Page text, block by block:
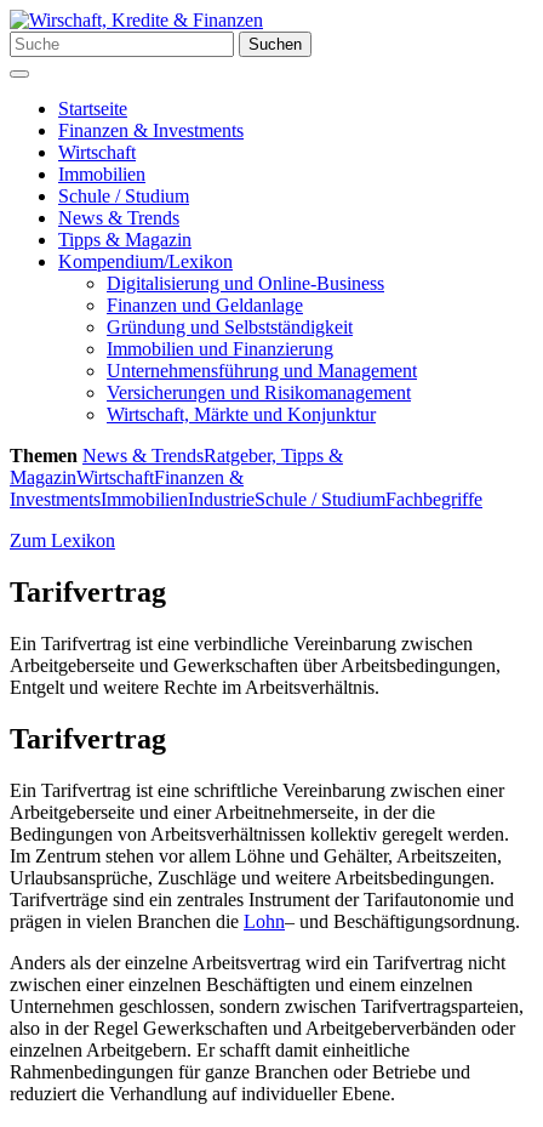
Zum
Inhalt
springen
Suchen
nach:
Suchen
Menü
Startseite
Finanzen & Investments
Wirtschaft
Immobilien
Schule / Studium
News & Trends
Tipps & Magazin
Kompendium/Lexikon
Digitalisierung und Online-Business
Finanzen und Geldanlage
Gründung und Selbstständigkeit
Immobilien und Finanzierung
Unternehmensführung und Management
Versicherungen und Risikomanagement
Wirtschaft, Märkte und Konjunktur
Themen News & TrendsRatgeber, Tipps &
MagazinWirtschaftFinanzen &
InvestmentsImmobilienIndustrieSchule / StudiumFachbegriffe
Zum Lexikon
Tarifvertrag
Ein Tarifvertrag ist eine verbindliche Vereinbarung zwischen
Arbeitgeberseite und Gewerkschaften über Arbeitsbedingungen,
Entgelt und weitere Rechte im Arbeitsverhältnis.
Tarifvertrag
Ein Tarifvertrag ist eine schriftliche Vereinbarung zwischen einer
Arbeitgeberseite und einer Arbeitnehmerseite, in der die
Bedingungen von Arbeitsverhältnissen kollektiv geregelt werden.
Im Zentrum stehen vor allem Löhne und Gehälter, Arbeitszeiten,
Urlaubsansprüche, Zuschläge und weitere Arbeitsbedingungen.
Tarifverträge sind ein zentrales Instrument der Tarifautonomie und
prägen in vielen Branchen die Lohn– und Beschäftigungsordnung.
Anders als der einzelne Arbeitsvertrag wird ein Tarifvertrag nicht
zwischen einer einzelnen Beschäftigten und einem einzelnen
Unternehmen geschlossen, sondern zwischen Tarifvertragsparteien,
also in der Regel Gewerkschaften und Arbeitgeberverbänden oder
einzelnen Arbeitgebern. Er schafft damit einheitliche
Rahmenbedingungen für ganze Branchen oder Betriebe und
reduziert die Verhandlung auf individueller Ebene.